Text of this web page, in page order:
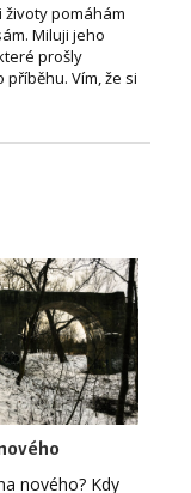
pomáhám
Miluji jeho
prošly
Vím, že si
nového? Kdy